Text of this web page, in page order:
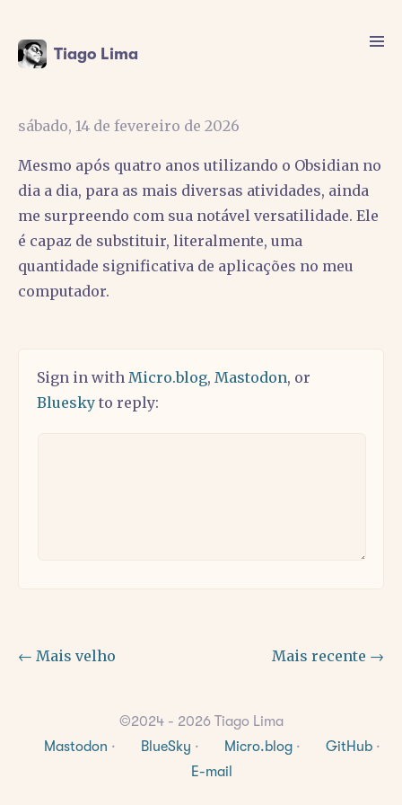
Tiago Lima
sábado, 14 de fevereiro de 2026
Mesmo após quatro anos utilizando o Obsidian no
dia a dia, para as mais diversas atividades, ainda
me surpreendo com sua notável versatilidade. Ele
é capaz de substituir, literalmente, uma
quantidade significativa de aplicações no meu
computador.
Sign in with Micro.blog, Mastodon, or
Bluesky to reply:
← Mais velho Mais recente →
©2024 - 2026 Tiago Lima
Mastodon · BlueSky · Micro.blog · GitHub ·
E-mail